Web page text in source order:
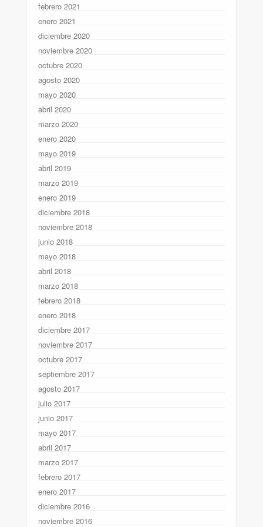
febrero 2021
enero 2021
diciembre 2020
noviembre 2020
octubre 2020
agosto 2020
mayo 2020
abril 2020
marzo 2020
enero 2020
mayo 2019
abril 2019
marzo 2019
enero 2019
diciembre 2018
noviembre 2018
junio 2018
mayo 2018
abril 2018
marzo 2018
febrero 2018
enero 2018
diciembre 2017
noviembre 2017
octubre 2017
septiembre 2017
agosto 2017
julio 2017
junio 2017
mayo 2017
abril 2017
marzo 2017
febrero 2017
enero 2017
diciembre 2016
noviembre 2016